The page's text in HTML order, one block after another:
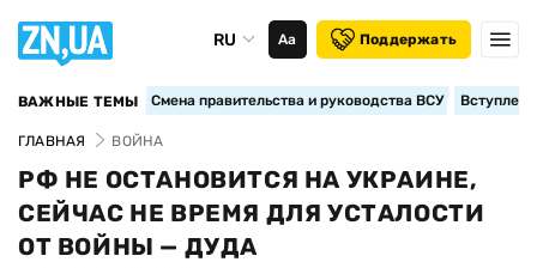
RU Аа Поддержать
ВАЖНЫЕ ТЕМЫ Смена правительства и руководства ВСУ
ГЛАВНАЯ ВОЙНА
РФ НЕ ОСТАНОВИТСЯ НА УКРАИНЕ,
СЕЙЧАС НЕ ВРЕМЯ ДЛЯ УСТАЛОСТИ
ОТ ВОЙНЫ — ДУДА